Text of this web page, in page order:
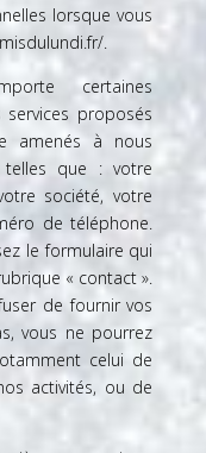
lorsque vous
.
certaines
proposés
amenés à nous
telles que : votre
société, votre
de téléphone.
le formulaire qui
« contact ».
de fournir vos
vous ne pourrez
celui de
activités, ou de